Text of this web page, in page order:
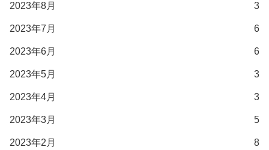
2023年8月 3
2023年7月 6
2023年6月 6
2023年5月 3
2023年4月 3
2023年3月 5
2023年2月 8